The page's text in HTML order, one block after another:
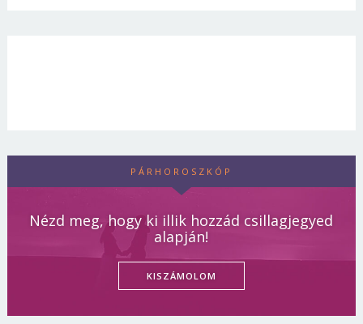
PÁRHOROSZKÓP
Nézd meg, hogy ki illik hozzád csillagjegyed
alapján!
KISZÁMOLOM